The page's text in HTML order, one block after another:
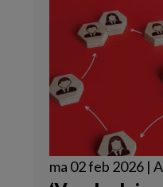
ma 02 feb 2026 |